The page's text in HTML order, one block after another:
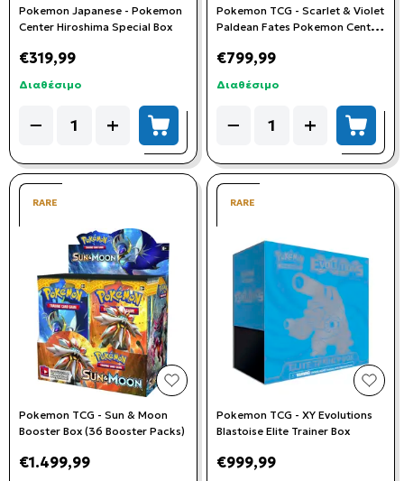
Pokemon Japanese - Pokemon
Center Hiroshima Special Box
€319,99
Διαθέσιμο
−
Quantity + add to cart
Pokemon TCG - Scarlet & Violet
Paldean Fates Pokemon Center
€799,99
Διαθέσιμο
−
Quantity + add
RARE
add to wishlist
Pokemon TCG - Sun & Moon
Booster Box (36 Booster Packs)
€1.499,99
RARE
add
Pokemon TCG - XY Evolutions
Blastoise Elite Trainer Box
€999,99